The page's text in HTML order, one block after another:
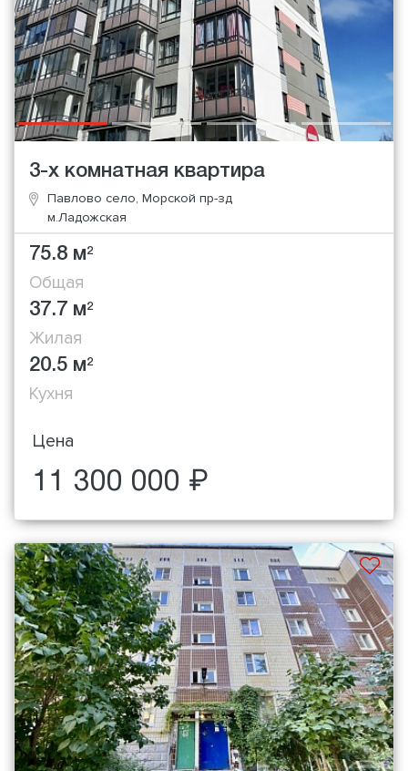
3-х комнатная квартира
Павлово село, Морской пр-зд
м.Ладожская
75.8 м2
Общая
37.7 м2
Жилая
20.5 м2
Кухня
Цена
11 300 000 ₽